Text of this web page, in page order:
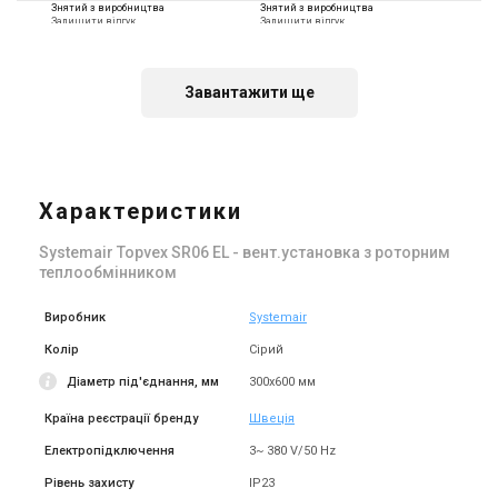
Знятий з виробництва
Залишити відгук
TR03 HWL-L-CAV
Ціна
Купити
Знятий з виробництва
Залишити відгук
Купити
Залишити відгук
установка Systemair Topvex
Залишити відгук
установка Systemair Topvex
Завантажити ще
Характеристики
Systemair Topvex SR06 EL - вент.установка з роторним
теплообмінником
Виробник Systemair
Колір Сірий
Діаметр під'єднання, мм 300x600 мм
Країна реєстрації бренду Швеція
Електропідключення 3~ 380 V/50 Hz
Рівень захисту IP23